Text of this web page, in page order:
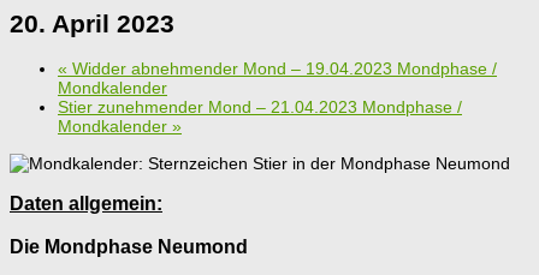
20. April 2023
« Widder abnehmender Mond – 19.04.2023 Mondphase /
Mondkalender
Stier zunehmender Mond – 21.04.2023 Mondphase /
Mondkalender »
Daten allgemein:
Die Mondphase Neumond